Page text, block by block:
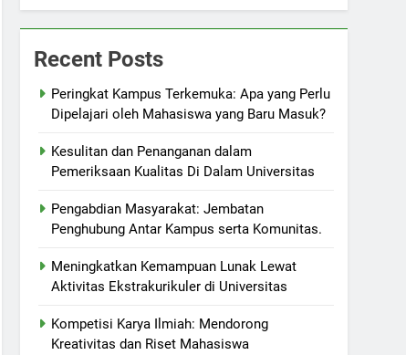
Recent Posts
Peringkat Kampus Terkemuka: Apa yang Perlu
Dipelajari oleh Mahasiswa yang Baru Masuk?
Kesulitan dan Penanganan dalam
Pemeriksaan Kualitas Di Dalam Universitas
Pengabdian Masyarakat: Jembatan
Penghubung Antar Kampus serta Komunitas.
Meningkatkan Kemampuan Lunak Lewat
Aktivitas Ekstrakurikuler di Universitas
Kompetisi Karya Ilmiah: Mendorong
Kreativitas dan Riset Mahasiswa